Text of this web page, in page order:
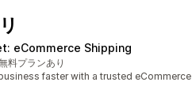
eCommerce Shipping
数：631件
料プランあり
faster with a trusted eCommerce